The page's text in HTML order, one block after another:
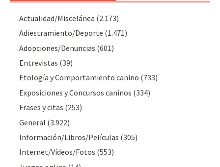
Actualidad/Miscelánea (2.173)
Adiestramiento/Deporte (1.471)
Adopciones/Denuncias (601)
Entrevistas (39)
Etología y Comportamiento canino (733)
Exposiciones y Concursos caninos (334)
Frases y citas (253)
General (3.922)
Información/Libros/Películas (305)
Internet/Vídeos/Fotos (553)